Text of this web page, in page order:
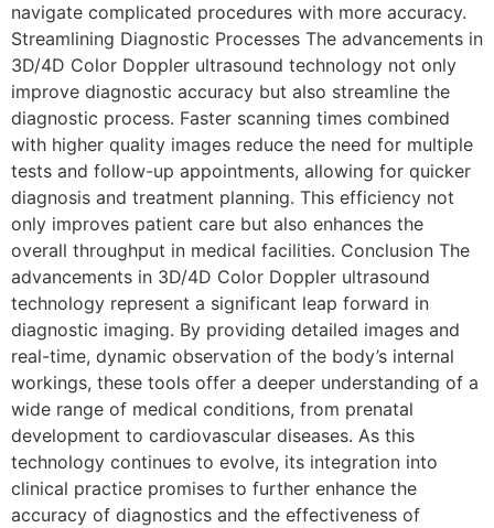
navigate complicated procedures with more accuracy.
Streamlining Diagnostic Processes The advancements in
3D/4D Color Doppler ultrasound technology not only
improve diagnostic accuracy but also streamline the
diagnostic process. Faster scanning times combined
with higher quality images reduce the need for multiple
tests and follow-up appointments, allowing for quicker
diagnosis and treatment planning. This efficiency not
only improves patient care but also enhances the
overall throughput in medical facilities. Conclusion The
advancements in 3D/4D Color Doppler ultrasound
technology represent a significant leap forward in
diagnostic imaging. By providing detailed images and
real-time, dynamic observation of the body’s internal
workings, these tools offer a deeper understanding of a
wide range of medical conditions, from prenatal
development to cardiovascular diseases. As this
technology continues to evolve, its integration into
clinical practice promises to further enhance the
accuracy of diagnostics and the effectiveness of